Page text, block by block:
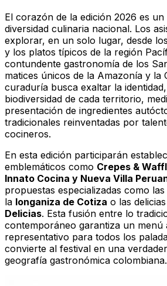
El corazón de la edición 2026 es un
diversidad culinaria nacional. Los
explorar, en un solo lugar, desde
y los platos típicos de la región
contundente gastronomía de los
matices únicos de la Amazonía y la
curaduría busca exaltar la
biodiversidad de cada territorio,
presentación de ingredientes
tradicionales reinventadas por
cocineros.
En esta edición participarán
emblemáticos como Crepes &
Innato Cocina y Nueva Villa
propuestas especializadas como
la longaniza de Cotiza o las
Delicias. Esta fusión entre lo
contemporáneo garantiza un menú
representativo para todos los
convierte al festival en una
geografía gastronómica colombiana.